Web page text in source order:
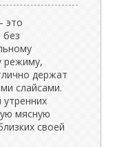
это
без
режиму,
держат
слайсами.
утренних
мясную
своей